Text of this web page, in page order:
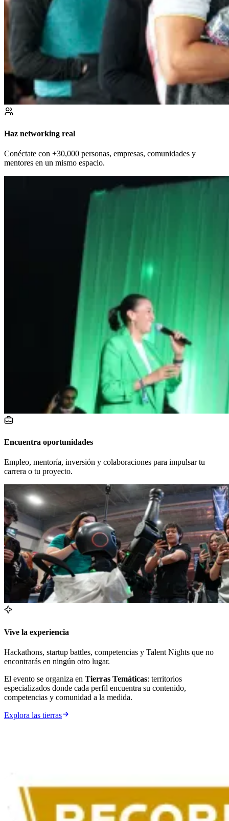
Haz networking real
Conéctate con +30,000 personas, empresas, comunidades y
mentores en un mismo espacio.
Encuentra oportunidades
Empleo, mentoría, inversión y colaboraciones para impulsar tu
carrera o tu proyecto.
Vive la experiencia
Hackathons, startup battles, competencias y Talent Nights que no
encontrarás en ningún otro lugar.
El evento se organiza en Tierras Temáticas: territorios
especializados donde cada perfil encuentra su contenido,
competencias y comunidad a la medida.
Explora las tierras